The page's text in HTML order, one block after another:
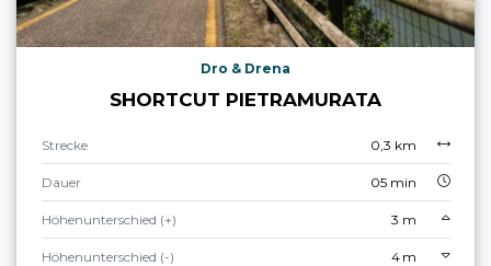
Dro & Drena
SHORTCUT PIETRAMURATA
Strecke 0,3 km
Dauer 05 min
Höhenunterschied (+) 3 m
Höhenunterschied (-) 4 m